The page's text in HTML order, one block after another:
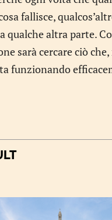
fallisce,
qualche altra parte.
sarà cercare ciò
funzionando